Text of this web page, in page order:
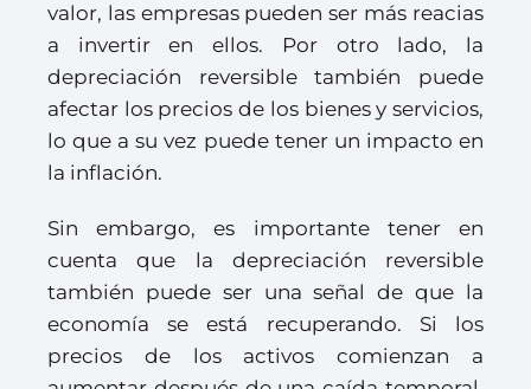
valor, las empresas pueden ser más reacias
a invertir en ellos. Por otro lado, la
depreciación reversible también puede
afectar los precios de los bienes y servicios,
lo que a su vez puede tener un impacto en
la inflación.
Sin embargo, es importante tener en
cuenta que la depreciación reversible
también puede ser una señal de que la
economía se está recuperando. Si los
precios de los activos comienzan a